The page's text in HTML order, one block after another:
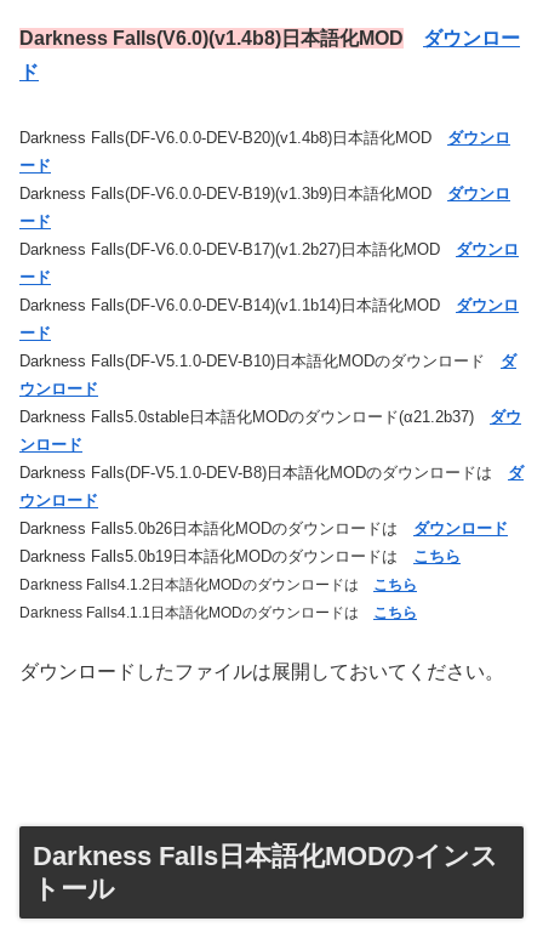
Darkness Falls(V6.0)(v1.4b8)日本語化MOD
ダウンロー
ド
Darkness Falls(DF-V6.0.0-DEV-B20)(v1.4b8)日本語化MOD ダウンロ
ード
Darkness Falls(DF-V6.0.0-DEV-B19)(v1.3b9)日本語化MOD ダウンロ
ード
Darkness Falls(DF-V6.0.0-DEV-B17)(v1.2b27)日本語化MOD ダウンロ
ード
Darkness Falls(DF-V6.0.0-DEV-B14)(v1.1b14)日本語化MOD ダウンロ
ード
Darkness Falls(DF-V5.1.0-DEV-B10)日本語化MODのダウンロード ダ
ウンロード
Darkness Falls5.0stable日本語化MODのダウンロード(α21.2b37) ダウ
ンロード
Darkness Falls(DF-V5.1.0-DEV-B8)日本語化MODのダウンロードは ダ
ウンロード
Darkness Falls5.0b26日本語化MODのダウンロードは ダウンロード
Darkness Falls5.0b19日本語化MODのダウンロードは こちら
Darkness Falls4.1.2日本語化MODのダウンロードは こちら
Darkness Falls4.1.1日本語化MODのダウンロードは こちら
ダウンロードしたファイルは展開しておいてください。
Darkness Falls日本語化MODのインス
トール